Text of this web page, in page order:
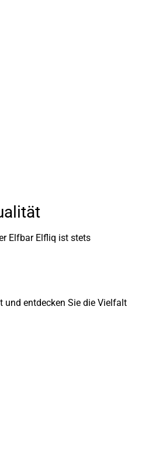
Elfbar Elfliq ist stets
und entdecken Sie die Vielfalt